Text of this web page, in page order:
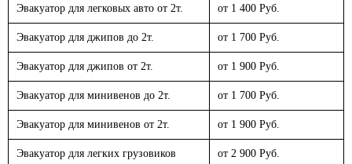
Эвакуатор для легковых авто от 2т. от 1 400 Руб.
Эвакуатор для джипов до 2т. от 1 700 Руб.
Эвакуатор для джипов от 2т. от 1 900 Руб.
Эвакуатор для минивенов до 2т. от 1 700 Руб.
Эвакуатор для минивенов от 2т. от 1 900 Руб.
Эвакуатор для легких грузовиков от 2 900 Руб.